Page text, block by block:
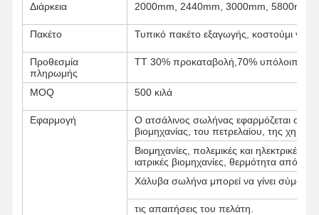
Προϊόντα
Σχετικά Με
Εμάς
Γύρος
Εργοστασίων
Διάρκεια 2000mm, 2440mm, 3000mm, 5800mm,
Πακέτο Τυπικό πακέτο εξαγωγής, κοστούμι για
Προθεσμία
πληρωμής
TT 30% προκαταβολή,70% υπόλοιπο
MOQ 500 κιλά
Εφαρμογή
Ο ατσάλινος σωλήνας εφαρμόζεται
βιομηχανίας, του πετρελαίου, της χημικής
Βιομηχανίες, πολεμικές και ηλεκτρικές
ιατρικές βιομηχανίες, θερμότητα από
Χάλυβα σωλήνα μπορεί να γίνει
τις απαιτήσεις του πελάτη.